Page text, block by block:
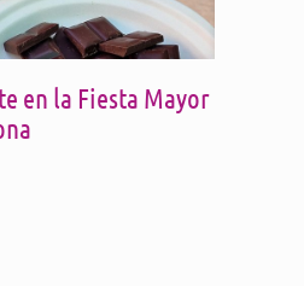
en la Fiesta Mayor